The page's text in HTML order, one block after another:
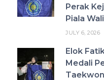
Perak
Piala
JULY 6, 2026
Elok
Medali